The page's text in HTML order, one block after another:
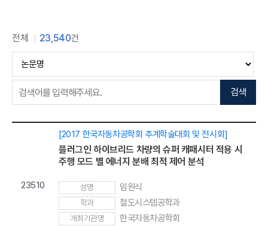
전체 23,540건
23510
[2017 한국자동차공학회 추계학술대회 및 전시회]
플러그인 하이브리드 차량의 슈퍼 캐패시터 적용 시
주행 모드 별 에너지 분배 최적 제어 분석
성명 임원식
학과 철도시스템공학과
개최기관명 한국자동차공학회